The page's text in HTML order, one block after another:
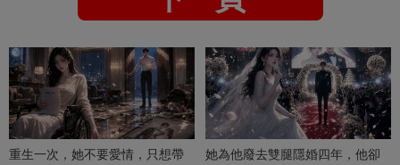
重生一次，她不要愛情，只想帶
她為他廢去雙腿隱婚四年，他卻